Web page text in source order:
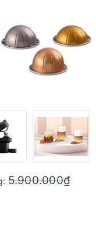
5.900.000₫